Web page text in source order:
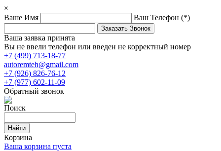
×
Ваше Имя
Ваш Телефон (*)
Ваша заявка принята
Вы не ввели телефон или введен не корректный номер
+7 (499) 713-18-77
autoremteh@gmail.com
+7 (926) 826-76-12
+7 (977) 602-11-09
Обратный звонок
Поиск
Корзина
Ваша корзина пуста